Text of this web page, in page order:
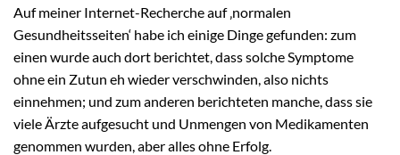
Auf meiner Internet-Recherche auf ‚normalen
Gesundheitsseiten‘ habe ich einige Dinge gefunden: zum
einen wurde auch dort berichtet, dass solche Symptome
ohne ein Zutun eh wieder verschwinden, also nichts
einnehmen; und zum anderen berichteten manche, dass sie
viele Ärzte aufgesucht und Unmengen von Medikamenten
genommen wurden, aber alles ohne Erfolg.